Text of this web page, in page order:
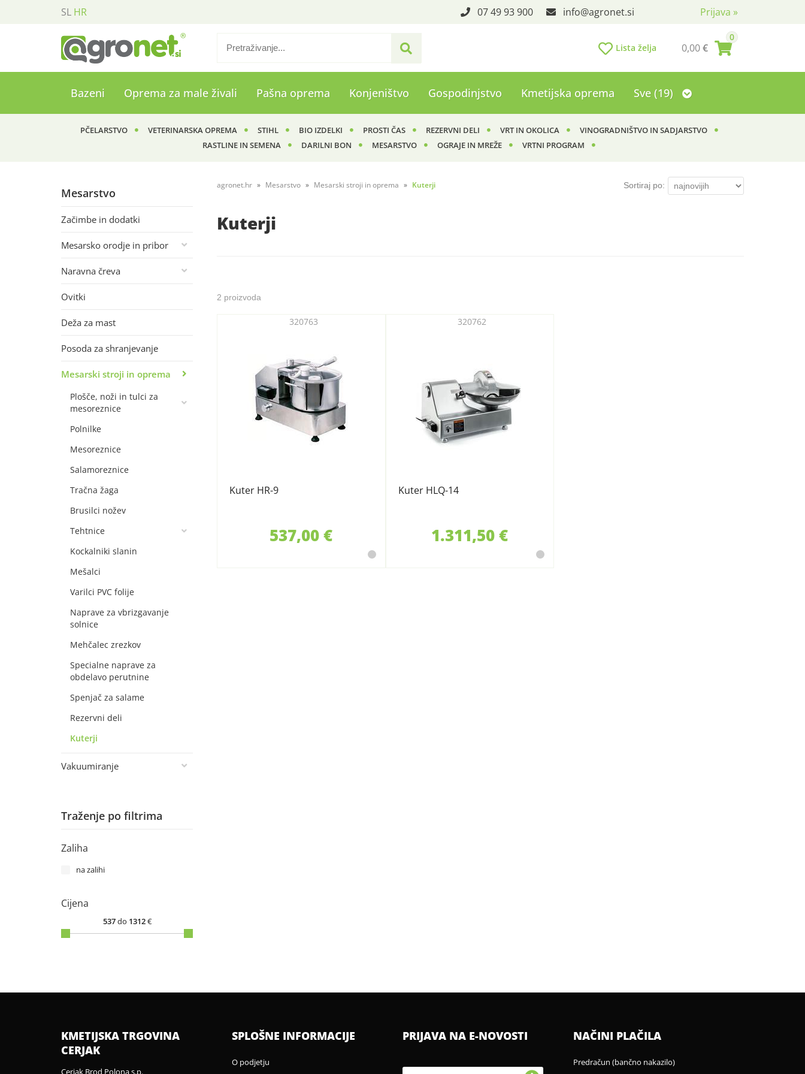
SL HR Prijava »
07 49 93 900 info agronet.si
0
0,00€
Lista želja
Bazeni Oprema za male živali Pašna oprema Konjeništvo Gospodinjstvo Kmetijska oprema Sve (19)
PČELARSTVO VETERINARSKA OPREMA STIHL BIO IZDELKI PROSTI ČAS REZERVNI DELI VRT IN OKOLICA
VINOGRADNIŠTVO IN SADJARSTVO
RASTLINE IN SEMENA
DARILNI BON MESARSTVO OGRAJE IN MREŽE VRTNI PROGRAM
Mesarstvo
Začimbe in dodatki
Mesarsko orodje in pribor
Naravna čreva
Ovitki
Deža za mast
Posoda za shranjevanje
Mesarski stroji in oprema
Plošče, noži in tulci za
mesoreznice
Polnilke
Mesoreznice
Salamoreznice
Tračna žaga
Brusilci nožev
Tehtnice
Kockalniki slanin
Mešalci
Varilci PVC folije
Naprave za vbrizgavanje
solnice
Mehčalec zrezkov
Specialne naprave za
obdelavo perutnine
Spenjač za salame
Rezervni deli
Kuterji
Vakuumiranje
Traženje po filtrima
Zaliha
na zalihi
Cijena
537do 1312€
agronet.hr Mesarstvo Mesarski stroji in oprema Kuterji Sortiraj po:
Kuterji
2 proizvoda
Kuter HR-9
320763
537,00 €
Kuter HLQ-14
320762
1.311,50 €
KMETIJSKA TRGOVINA
CERJAK
Cerjak Brod Polona s.p.
SPLOŠNE INFORMACIJE
O podjetju
PRIJAVA NA E-NOVOSTI NAČINI PLAČILA
Predračun (bančno nakazilo)